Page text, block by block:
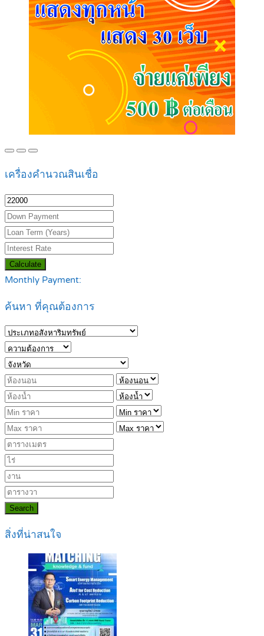
เครื่องคำนวณสินเชื่อ
Calculate
Monthly Payment:
ค้นหา ที่คุณต้องการ
Search
สิ่งที่น่าสนใจ